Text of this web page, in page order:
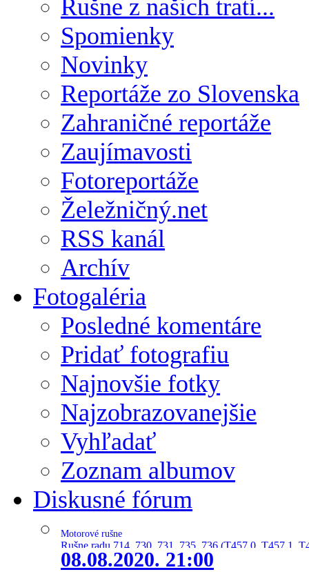
Rušne z našich tratí...
Spomienky
Novinky
Reportáže zo Slovenska
Zahraničné reportáže
Zaujímavosti
Fotoreportáže
Želežničný.net
RSS kanál
Archív
Fotogaléria
Posledné komentáre
Pridať fotografiu
Najnovšie fotky
Najzobrazovanejšie
Vyhľadať
Zoznam albumov
Diskusné fórum
Motorové rušne
Rušne radu 714, 730, 731, 735, 736 (T457.0, T457.1,
08.08.2020. 21:00